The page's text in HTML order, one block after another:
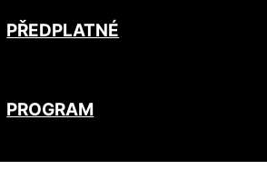
PŘEDPLATNÉ
PROGRAM